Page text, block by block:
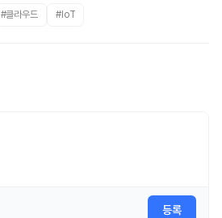
#클라우드 #IoT
등록